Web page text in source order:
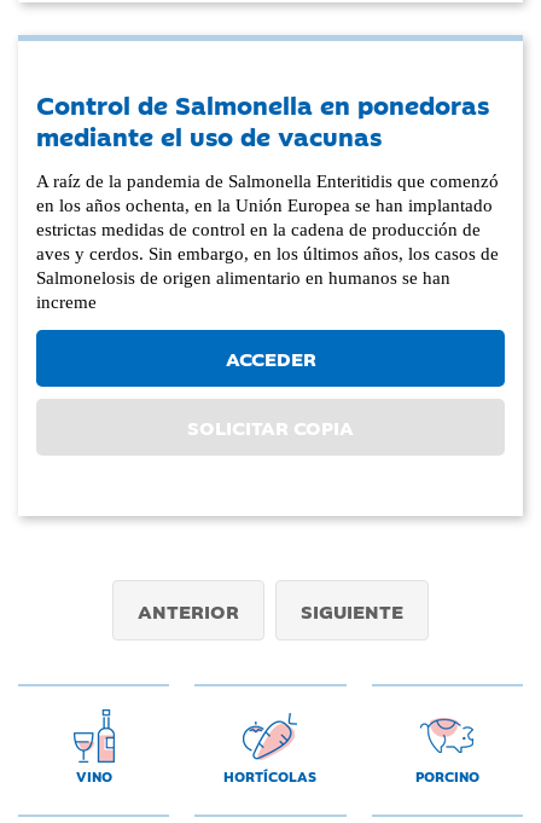
Control de Salmonella en ponedoras
mediante el uso de vacunas
A raíz de la pandemia de Salmonella Enteritidis que comenzó
en los años ochenta, en la Unión Europea se han implantado
estrictas medidas de control en la cadena de producción de
aves y cerdos. Sin embargo, en los últimos años, los casos de
Salmonelosis de origen alimentario en humanos se han
increme
ACCEDER
SOLICITAR COPIA
ANTERIOR SIGUIENTE
VINO HORTÍCOLAS PORCINO